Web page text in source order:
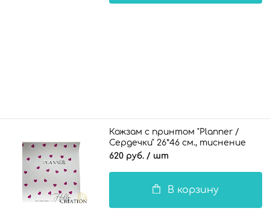
Кожзам с принтом "Planner /
Сердечки" 26*46 см., тиснение
под кожу, белый
620 руб. / шт
В корзину